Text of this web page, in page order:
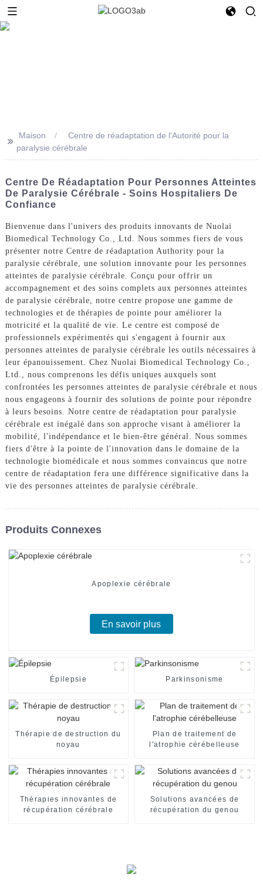
>>
Maison
Centre de réadaptation de l'Autorité pour la
paralysie cérébrale
Centre De Réadaptation Pour Personnes Atteintes
De Paralysie Cérébrale - Soins Hospitaliers De
Confiance
Bienvenue dans l'univers des produits innovants de Nuolai
Biomedical Technology Co., Ltd. Nous sommes fiers de vous
présenter notre Centre de réadaptation Authority pour la
paralysie cérébrale, une solution innovante pour les personnes
atteintes de paralysie cérébrale. Conçu pour offrir un
accompagnement et des soins complets aux personnes atteintes
de paralysie cérébrale, notre centre propose une gamme de
technologies et de thérapies de pointe pour améliorer la
motricité et la qualité de vie. Le centre est composé de
professionnels expérimentés qui s'engagent à fournir aux
personnes atteintes de paralysie cérébrale les outils nécessaires à
leur épanouissement. Chez Nuolai Biomedical Technology Co.,
Ltd., nous comprenons les défis uniques auxquels sont
confrontées les personnes atteintes de paralysie cérébrale et nous
nous engageons à fournir des solutions de pointe pour répondre
à leurs besoins. Notre centre de réadaptation pour paralysie
cérébrale est inégalé dans son approche visant à améliorer la
mobilité, l'indépendance et le bien-être général. Nous sommes
fiers d'être à la pointe de l'innovation dans le domaine de la
technologie biomédicale et nous sommes convaincus que notre
centre de réadaptation fera une différence significative dans la
vie des personnes atteintes de paralysie cérébrale.
Produits Connexes
Apoplexie cérébrale
En savoir plus
Épilepsie Parkinsonisme
Thérapie de destruction du
noyau
Plan de traitement de
l'atrophie cérébelleuse
Thérapies innovantes de
récupération cérébrale
Solutions avancées de
récupération du genou